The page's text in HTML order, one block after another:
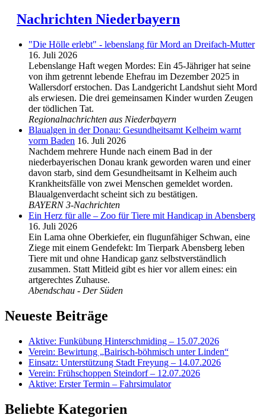
Nachrichten Niederbayern
"Die Hölle erlebt" - lebenslang für Mord an Dreifach-Mutter
16. Juli 2026
Lebenslange Haft wegen Mordes: Ein 45-Jähriger hat seine
von ihm getrennt lebende Ehefrau im Dezember 2025 in
Wallersdorf erstochen. Das Landgericht Landshut sieht Mord
als erwiesen. Die drei gemeinsamen Kinder wurden Zeugen
der tödlichen Tat.
Regionalnachrichten aus Niederbayern
Blaualgen in der Donau: Gesundheitsamt Kelheim warnt
vorm Baden 16. Juli 2026
Nachdem mehrere Hunde nach einem Bad in der
niederbayerischen Donau krank geworden waren und einer
davon starb, sind dem Gesundheitsamt in Kelheim auch
Krankheitsfälle von zwei Menschen gemeldet worden.
Blaualgenverdacht scheint sich zu bestätigen.
BAYERN 3-Nachrichten
Ein Herz für alle – Zoo für Tiere mit Handicap in Abensberg
16. Juli 2026
Ein Lama ohne Oberkiefer, ein flugunfähiger Schwan, eine
Ziege mit einem Gendefekt: Im Tierpark Abensberg leben
Tiere mit und ohne Handicap ganz selbstverständlich
zusammen. Statt Mitleid gibt es hier vor allem eines: ein
artgerechtes Zuhause.
Abendschau - Der Süden
Neueste Beiträge
Aktive: Funkübung Hinterschmiding – 15.07.2026
Verein: Bewirtung „Bairisch-böhmisch unter Linden“
Einsatz: Unterstützung Stadt Freyung – 14.07.2026
Verein: Frühschoppen Steindorf – 12.07.2026
Aktive: Erster Termin – Fahrsimulator
Beliebte Kategorien